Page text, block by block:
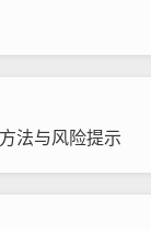
法与风险提示